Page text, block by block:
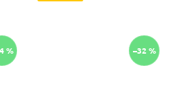
% –32 %